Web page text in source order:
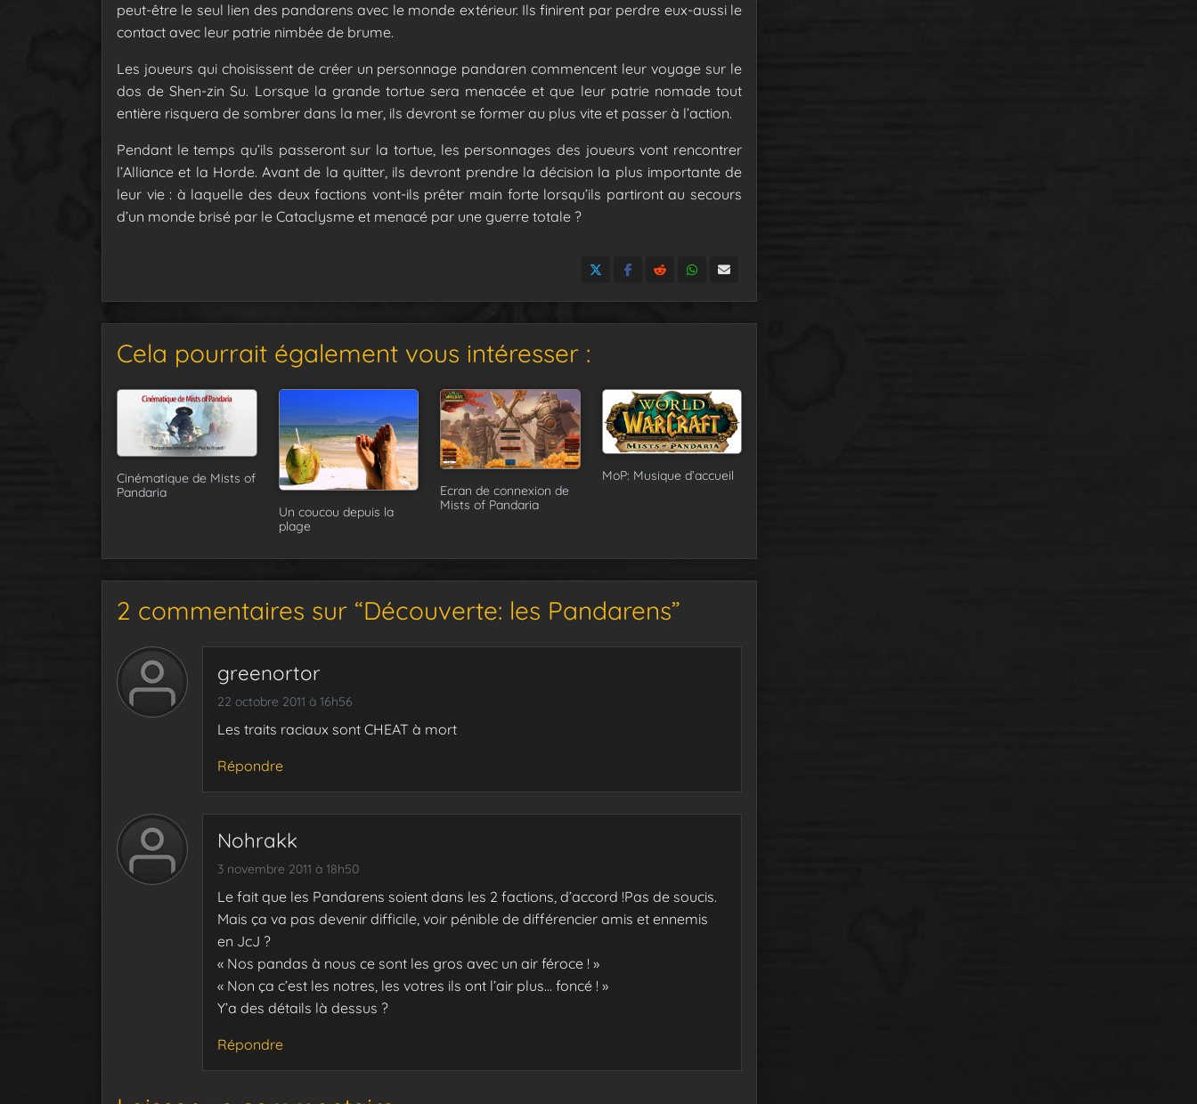
peut-être le seul lien des pandarens avec le monde extérieur. Ils finirent par perdre eux-aussi le
contact avec leur patrie nimbée de brume.
Les joueurs qui choisissent de créer un personnage pandaren commencent leur voyage sur le
dos de Shen-zin Su. Lorsque la grande tortue sera menacée et que leur patrie nomade tout
entière risquera de sombrer dans la mer, ils devront se former au plus vite et passer à l’action.
Pendant le temps qu’ils passeront sur la tortue, les personnages des joueurs vont rencontrer
l’Alliance et la Horde. Avant de la quitter, ils devront prendre la décision la plus importante de
leur vie : à laquelle des deux factions vont-ils prêter main forte lorsqu’ils partiront au secours
d’un monde brisé par le Cataclysme et menacé par une guerre totale ?
Cela pourrait également vous intéresser :
Cinématique de Mists of
Pandaria
Un coucou depuis la
plage
Ecran de connexion de
Mists of Pandaria
MoP: Musique d’accueil
2 commentaires sur “Découverte: les Pandarens”
greenortor
22 octobre 2011 à 16h56
Les traits raciaux sont CHEAT à mort
Répondre
Nohrakk
3 novembre 2011 à 18h50
Le fait que les Pandarens soient dans les 2 factions, d’accord !Pas de soucis.
Mais ça va pas devenir difficile, voir pénible de différencier amis et ennemis
en JcJ ?
« Nos pandas à nous ce sont les gros avec un air féroce ! »
« Non ça c’est les notres, les votres ils ont l’air plus… foncé ! »
Y’a des détails là dessus ?
Répondre